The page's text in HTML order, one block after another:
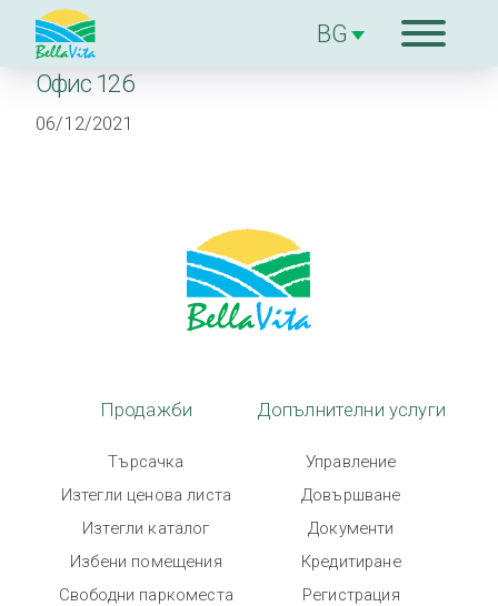
За комплекcа
Офис 126
06/12/2021
Продажби
Търсачка
Изтегли ценова листа
Изтегли каталог
Избени помещения
Свободни паркоместа
Допълнителни услуги
Управление
Довършване
Документи
Кредитиране
Регистрация